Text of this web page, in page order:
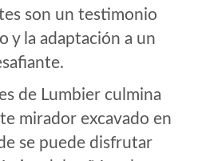
son un testimonio
y la adaptación a un
de Lumbier culmina
mirador excavado en
se puede disfrutar